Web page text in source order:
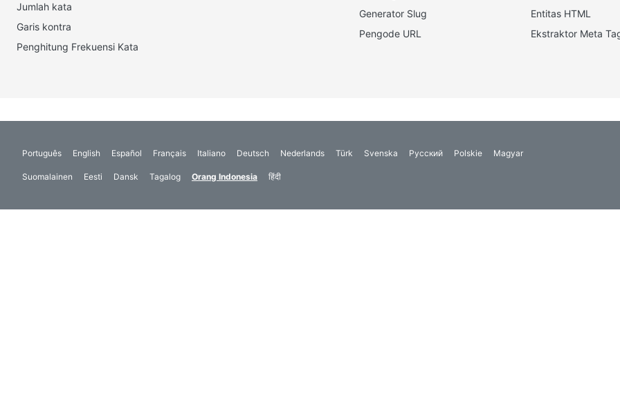
Jumlah kata
Garis kontra
Penghitung Frekuensi Kata
Generator Slug
Pengode URL
Entitas HTML
Ekstraktor Meta
Português English Español Français Italiano Deutsch Nederlands Türk Svenska Русский Polskie Magyar
Suomalainen Eesti Dansk Tagalog Orang Indonesia हिंदी